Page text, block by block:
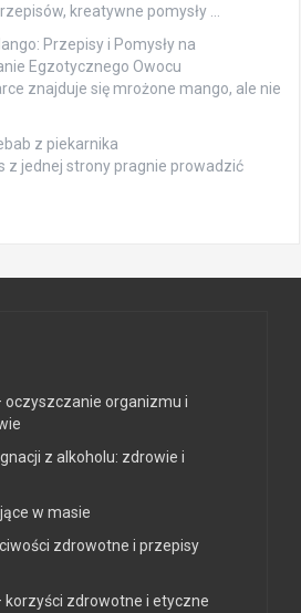
kreatywne pomysły …
Przepisy i Pomysły na
Egzotycznego Owocu
znajduje się mrożone mango, ale nie
z piekarnika
z jednej strony pragnie prowadzić
oczyszczanie organizmu i
z alkoholu: zdrowie i
w masie
zdrowotne i przepisy
korzyści zdrowotne i etyczne